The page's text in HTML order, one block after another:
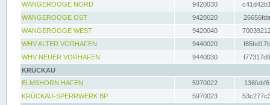
WANGEROOGE NORD
9420030
WANGEROOGE OST
9420020
WANGEROOGE WEST
9420040
WHV ALTER VORHAFEN
9440020
WHV NEUER VORHAFEN
9440030
KRÜCKAU
ELMSHORN HAFEN
5970022
KRÜCKAU-SPERRWERK BP
5970023